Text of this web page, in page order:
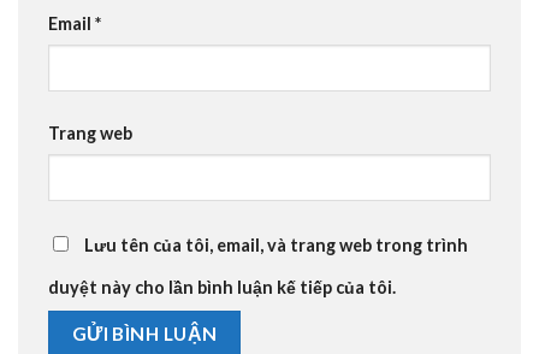
Email *
Trang web
Lưu tên của tôi, email, và trang web trong trình
duyệt này cho lần bình luận kế tiếp của tôi.